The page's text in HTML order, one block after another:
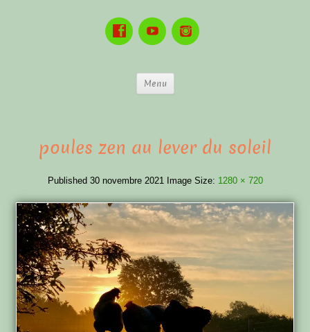
Menu
poules zen au lever du soleil
Published 30 novembre 2021 Image Size: 1280 × 720